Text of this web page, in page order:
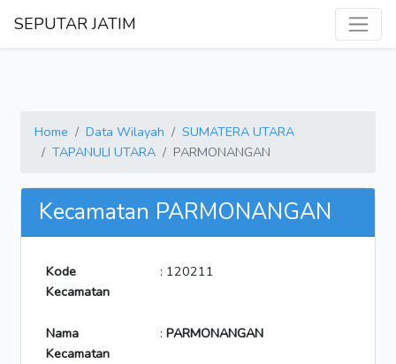
SEPUTAR JATIM
Home Data Wilayah
SUMATERA UTARA
TAPANULI UTARA
PARMONANGAN
Kecamatan PARMONANGAN
Kode
Kecamatan
: 120211
Nama
Kecamatan
: PARMONANGAN